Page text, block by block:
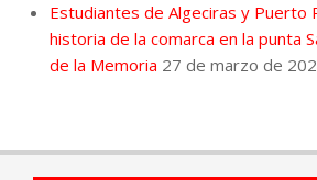
Estudiantes de Algeciras y Puerto
historia de la comarca en la punta
de la Memoria 27 de marzo de